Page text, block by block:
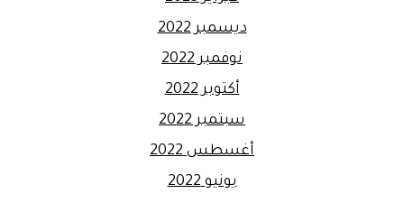
ديسمبر 2022
نوفمبر 2022
أكتوبر 2022
سبتمبر 2022
أغسطس 2022
يونيو 2022